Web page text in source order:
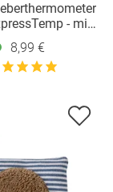
- mit
Messpitze
8,99 €